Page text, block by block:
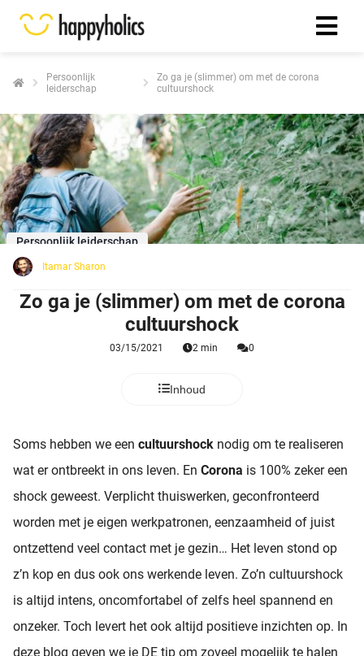
Persoonlijk
leiderschap
Zo ga je (slimmer) om met de corona
cultuurshock
Persoonlijk leiderschap
Itamar Sharon
Zo ga je (slimmer) om met de corona
cultuurshock
03/15/2021 2 min 0
Inhoud
Soms hebben we een cultuurshock nodig om te realiseren
wat er ontbreekt in ons leven. En Corona is 100% zeker een
shock geweest. Verplicht thuiswerken, geconfronteerd
worden met je eigen werkpatronen, eenzaamheid of juist
ontzettend veel contact met je gezin… Het leven stond op
z’n kop en dus ook ons werkende leven. Zo’n cultuurshock
is altijd intens, oncomfortabel of zelfs heel spannend en
onzeker. Toch levert het ook altijd positieve inzichten op. In
deze blog geven we je DE tip om zoveel mogelijk te halen